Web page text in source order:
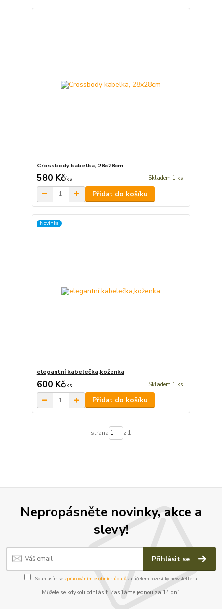
Crossbody kabelka, 28x28cm
580 Kč/ks Skladem 1 ks
Přidat do košíku
Novinka
elegantní kabelečka,koženka
600 Kč/ks Skladem 1 ks
Přidat do košíku
strana z 1
Nepropásněte novinky, akce a
slevy!
Přihlásit se
Souhlasím se zpracováním osobních údajůza účelem rozesílky newsletteru.
Můžete se kdykoli odhlásit. Zasíláme jednou za 14 dní.